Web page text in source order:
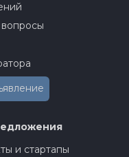
и стартапы